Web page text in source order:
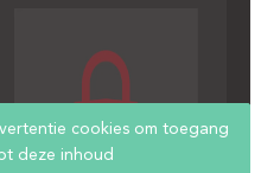
cookies om toegang
deze inhoud